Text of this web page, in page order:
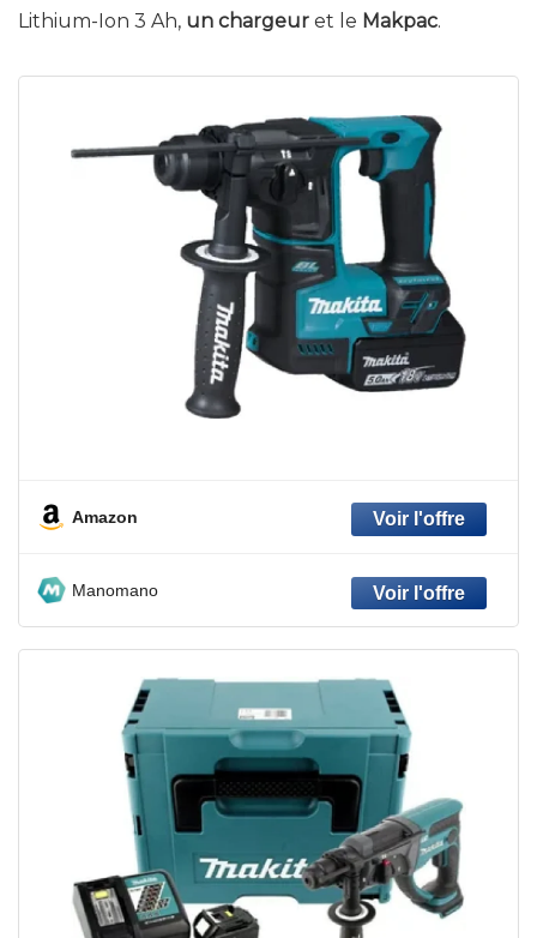
Lithium-Ion 3 Ah, un chargeur et le Makpac.
Amazon
Manomano